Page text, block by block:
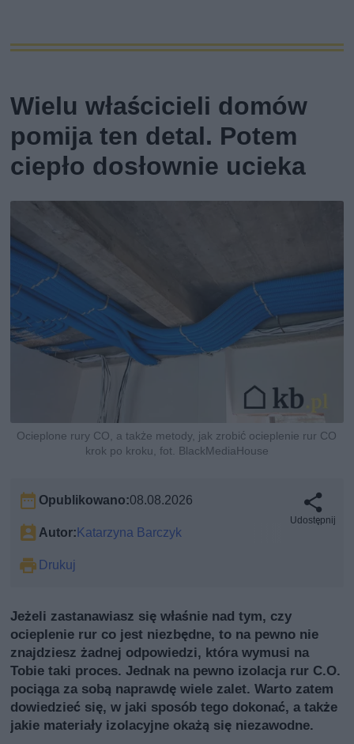
Wielu właścicieli domów
pomija ten detal. Potem
ciepło dosłownie ucieka
Ocieplone rury CO, a także metody, jak zrobić ocieplenie rur CO
krok po kroku, fot. BlackMediaHouse
Opublikowano:08.08.2026
Autor: Katarzyna Barczyk
Drukuj
Udostępnij
Jeżeli zastanawiasz się właśnie nad tym, czy
ocieplenie rur co jest niezbędne, to na pewno nie
znajdziesz żadnej odpowiedzi, która wymusi na
Tobie taki proces. Jednak na pewno izolacja rur C.O.
pociąga za sobą naprawdę wiele zalet. Warto zatem
dowiedzieć się, w jaki sposób tego dokonać, a także
jakie materiały izolacyjne okażą się niezawodne.